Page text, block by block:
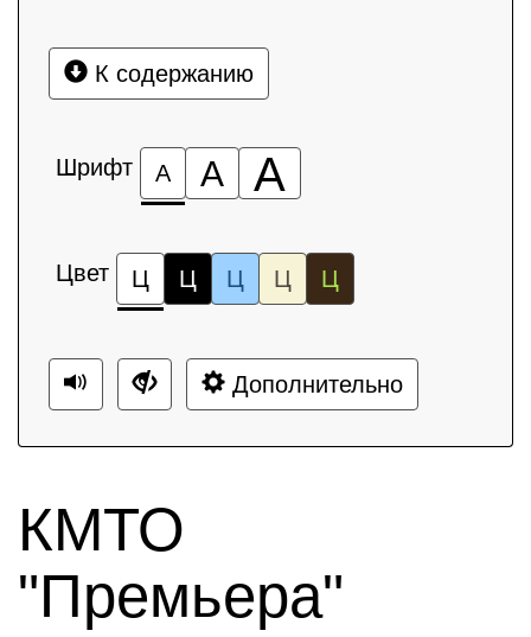
К содержанию
Шрифт А А А
Цвет Ц Ц Ц Ц Ц
Дополнительно
КМТО
"Премьера"